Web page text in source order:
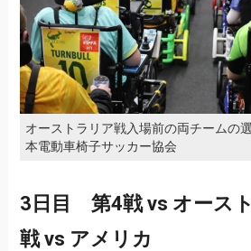
オーストラリア戦入場前の両チー
本電動車椅子サッカー協会
3日目 第4戦 vs オース
戦 vs アメリカ